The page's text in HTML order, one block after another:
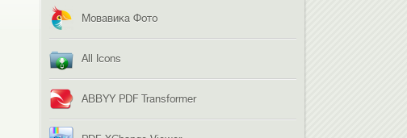
Мовавика Фото
All Icons
ABBYY PDF Transformer